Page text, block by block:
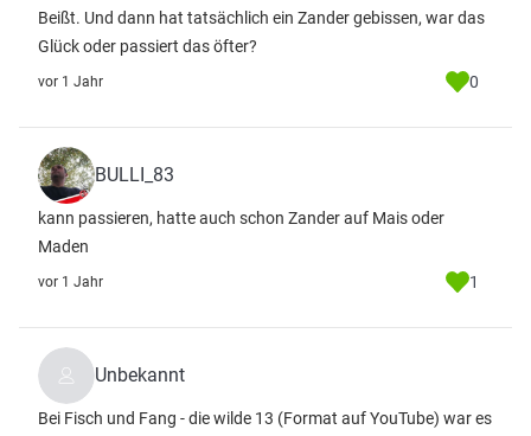
Beißt. Und dann hat tatsächlich ein Zander gebissen, war das
Glück oder passiert das öfter?
vor 1 Jahr 0
BULLI_83
kann passieren, hatte auch schon Zander auf Mais oder
Maden
vor 1 Jahr 1
Unbekannt
Bei Fisch und Fang - die wilde 13 (Format auf YouTube) war es